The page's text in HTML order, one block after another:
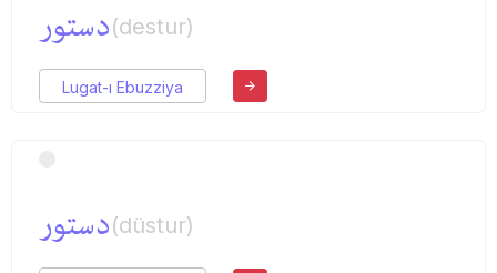
دستور(destur)
Lugat-ı Ebuzziya
دستور(düstur)